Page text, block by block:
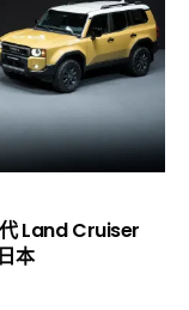
Land Cruiser
本